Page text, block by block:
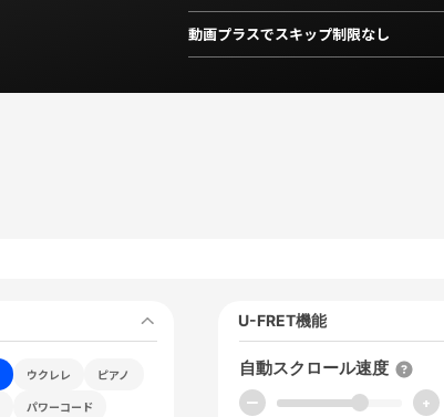
動画プラスでスキップ制限なし
ウクレレ
ピアノ
パワーコード
U-FRET機能
自動スクロール速度
ー +